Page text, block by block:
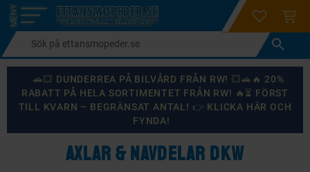
Meny
login
🚗💥 DUNDERREA PÅ BILVÅRD FRÅN RW! 💥🚗🔥 20%
RABATT PÅ HELA SORTIMENTET FRÅN RW! 🔥⏳ FÖRST
TILL KVARN – BEGRÄNSAT ANTAL! 👉 KLICKA HÄR OCH
FYNDA!
AXLAR & NAVDELAR DKW